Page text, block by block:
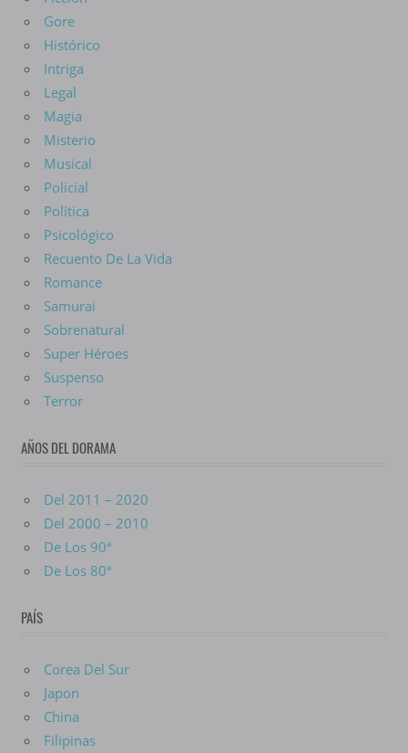
Gore
Histórico
Intriga
Legal
Magia
Misterio
Musical
Policial
Política
Psicológico
Recuento De La Vida
Romance
Samurai
Sobrenatural
Super Héroes
Suspenso
Terror
AÑOS DEL DORAMA
Del 2011 – 2020
Del 2000 – 2010
De Los 90ª
De Los 80ª
PAÍS
Corea Del Sur
Japon
China
Filipinas